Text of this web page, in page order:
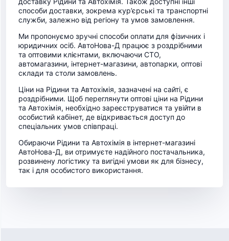
способи доставки, зокрема кур’єрські та транспортні
служби, залежно від регіону та умов замовлення.
Ми пропонуємо зручні способи оплати для фізичних і
юридичних осіб. АвтоНова-Д працює з роздрібними
та оптовими клієнтами, включаючи СТО,
автомагазини, інтернет-магазини, автопарки, оптові
склади та столи замовлень.
Ціни на Рідини та Автохімія, зазначені на сайті, є
роздрібними. Щоб переглянути оптові ціни на Рідини
та Автохімія, необхідно зареєструватися та увійти в
особистий кабінет, де відкривається доступ до
спеціальних умов співпраці.
Обираючи Рідини та Автохімія в інтернет-магазині
АвтоНова-Д, ви отримуєте надійного постачальника,
розвинену логістику та вигідні умови як для бізнесу,
так і для особистого використання.